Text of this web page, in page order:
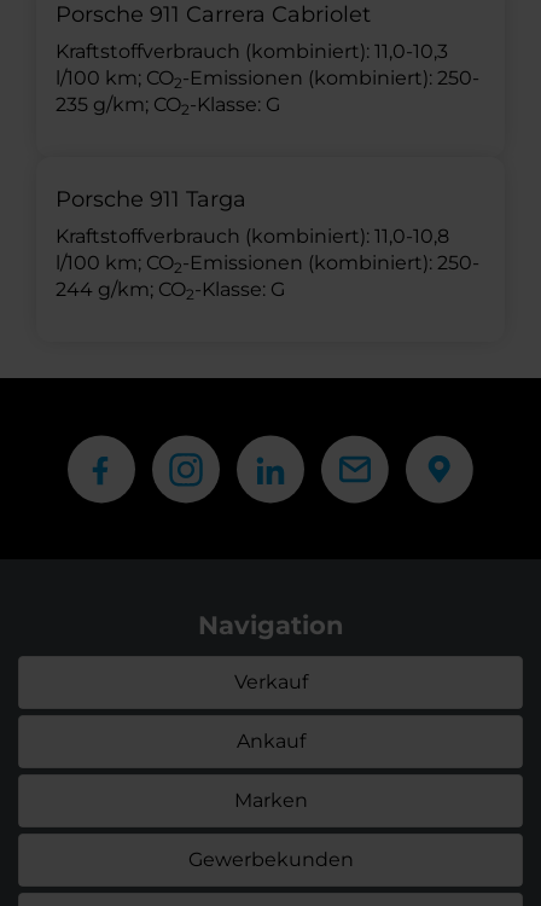
Porsche 911 Carrera Cabriolet
Kraftstoffverbrauch (kombiniert): 11,0-10,3
l/100 km; CO2-Emissionen (kombiniert): 250-
235 g/km; CO2-Klasse: G
Porsche 911 Targa
Kraftstoffverbrauch (kombiniert): 11,0-10,8
l/100 km; CO2-Emissionen (kombiniert): 250-
244 g/km; CO2-Klasse: G
Navigation
Verkauf
Ankauf
Marken
Gewerbekunden